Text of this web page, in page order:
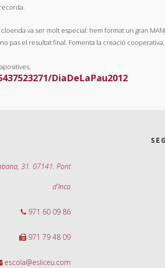
va ser molt especial: hem format un gran
pas el resultat final. Fomenta la creació
DiaDeLaPau2012
31. 07141. Pont
d'Inca
971 60 09 86
971 79 48 09
escola@esliceu.com